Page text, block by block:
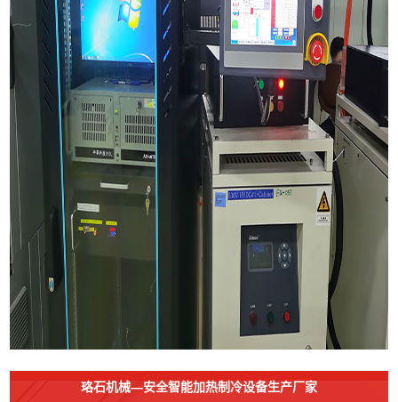
珞石机械—安全智能加热制冷设备生产厂家